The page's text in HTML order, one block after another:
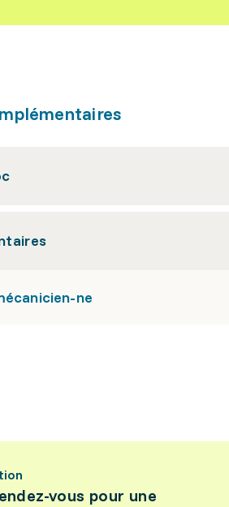
ne
vous pour une